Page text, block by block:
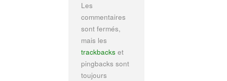
Les
commentaires
sont fermés,
mais les
trackbacks et
pingbacks sont
toujours